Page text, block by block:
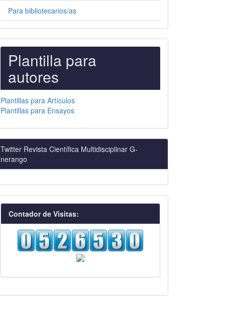
Para bibliotecarios/as
PLANTILLAS
PARA
AUTORES
Plantilla para
autores
Plantillas para Artículos
Plantillas para Ensayos
Twitter Revista Científica Multidisciplinar G-
nerango
visitas
Contador de Visitas: